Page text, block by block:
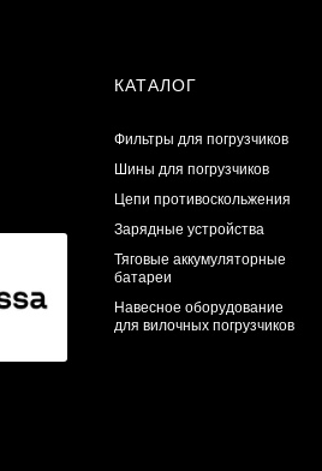
КАТАЛОГ
Фильтры для погрузчиков
Шины для погрузчиков
Цепи противоскольжения
Зарядные устройства
Тяговые аккумуляторные
батареи
Навесное оборудование
для вилочных погрузчиков